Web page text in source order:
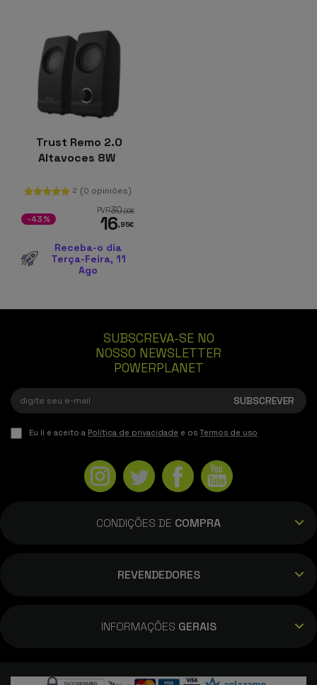
Trust Remo 2.0
Altavoces 8W
2 (0 opiniões)
PVR30,00€
16,95€
-43%
Receba-o dia
Terça-Feira, 11
Ago
SUBSCREVA-SE NO
NOSSO NEWSLETTER
POWERPLANET
Eu li e aceito a Política de privacidade e os Termos de uso
CONDIÇÕES DE COMPRA
REVENDEDORES
INFORMAÇÕES GERAIS